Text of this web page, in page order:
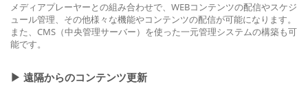
メディアプレーヤーとの組み合わせで、WEBコンテンツの配信やスケジ
ュール管理、その他様々な機能やコンテンツの配信が可能になります。
また、CMS（中央管理サーバー）を使った一元管理システムの構築も可
能です。
▶︎ 遠隔からのコンテンツ更新